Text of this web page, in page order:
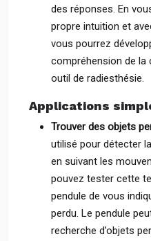
des réponses. En
propre intuition et
vous pourrez
compréhension de
outil de radiesthésie.
Applications
Trouver des objets
utilisé pour détecter
en suivant les
pouvez tester cette
pendule de vous
perdu. Le pendule
recherche d’objets